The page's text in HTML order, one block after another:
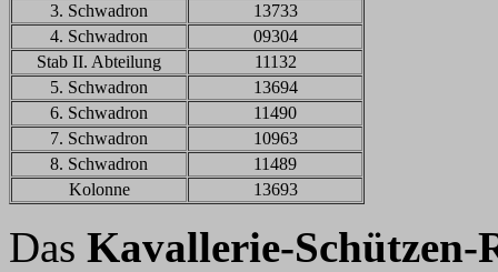
3. Schwadron
13733
4. Schwadron
09304
Stab II. Abteilung
11132
5. Schwadron
13694
6. Schwadron
11490
7. Schwadron
10963
8. Schwadron
11489
Kolonne
13693
Das Kavallerie-Schützen-